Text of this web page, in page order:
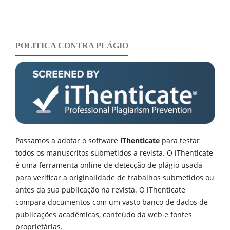
POLITICA CONTRA PLÁGIO
Passamos a adotar o software iThenticate para testar
todos os manuscritos submetidos a revista. O iThenticate
é uma ferramenta online de detecção de plágio usada
para verificar a originalidade de trabalhos submetidos ou
antes da sua publicação na revista. O iThenticate
compara documentos com um vasto banco de dados de
publicações acadêmicas, conteúdo da web e fontes
proprietárias.